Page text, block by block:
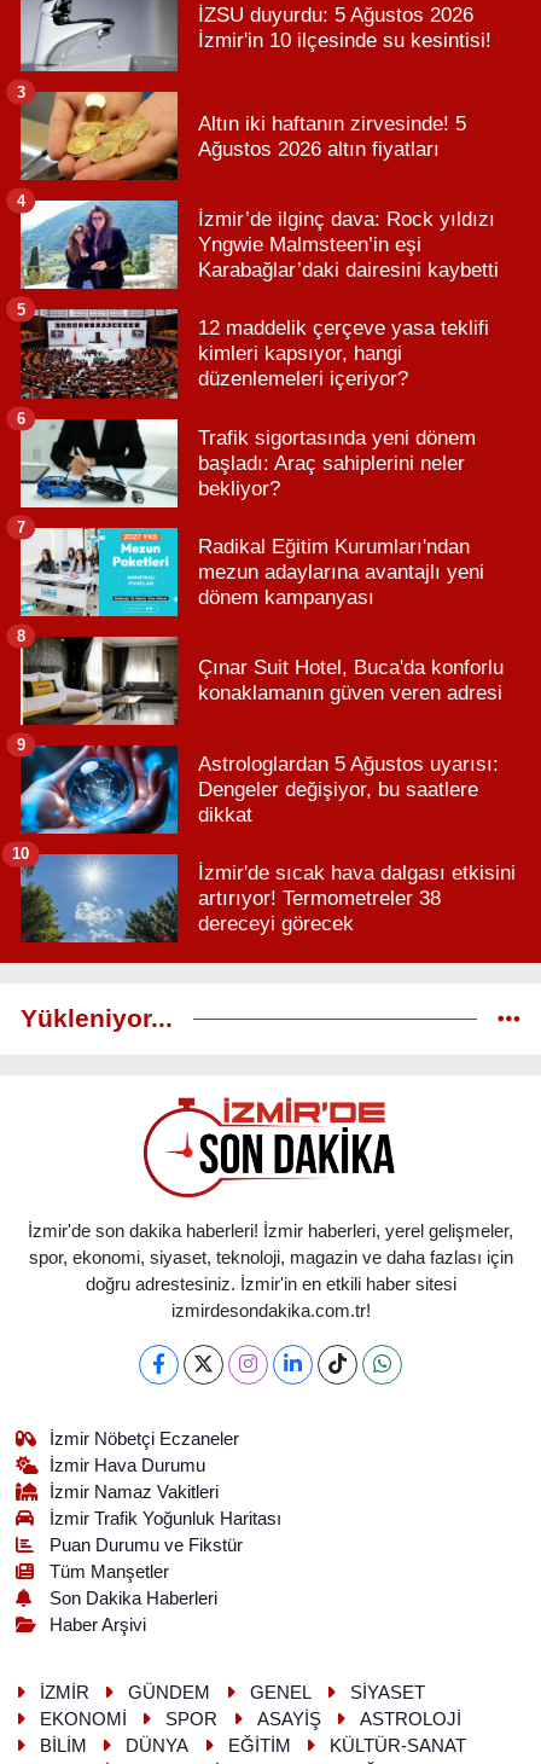
İZSU duyurdu: 5 Ağustos 2026
İzmir'in 10 ilçesinde su kesintisi!
Altın iki haftanın zirvesinde! 5
Ağustos 2026 altın fiyatları
3
İzmir’de ilginç dava: Rock yıldızı
Yngwie Malmsteen’in eşi
Karabağlar’daki dairesini kaybetti
4
12 maddelik çerçeve yasa teklifi
kimleri kapsıyor, hangi
düzenlemeleri içeriyor?
5
Trafik sigortasında yeni dönem
başladı: Araç sahiplerini neler
bekliyor?
6
Radikal Eğitim Kurumları'ndan
mezun adaylarına avantajlı yeni
dönem kampanyası
7
Çınar Suit Hotel, Buca'da konforlu
konaklamanın güven veren adresi
8
Astrologlardan 5 Ağustos uyarısı:
Dengeler değişiyor, bu saatlere
dikkat
9
İzmir'de sıcak hava dalgası etkisini
artırıyor! Termometreler 38
dereceyi görecek
10
Yükleniyor...
İzmir'de son dakika haberleri! İzmir haberleri, yerel gelişmeler,
spor, ekonomi, siyaset, teknoloji, magazin ve daha fazlası için
doğru adrestesiniz. İzmir'in en etkili haber sitesi
izmirdesondakika.com.tr!
İzmir Nöbetçi Eczaneler
İzmir Hava Durumu
İzmir Namaz Vakitleri
İzmir Trafik Yoğunluk Haritası
Puan Durumu ve Fikstür
Tüm Manşetler
Son Dakika Haberleri
Haber Arşivi
İZMİR GÜNDEM GENEL
SİYASET
EKONOMİ
SPOR ASAYİŞ
ASTROLOJİ
BİLİM
DÜNYA EĞİTİM
KÜLTÜR-SANAT